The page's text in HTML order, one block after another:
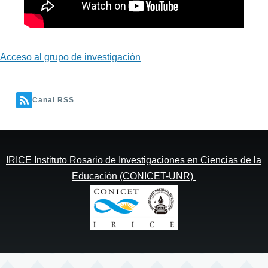
Acceso al grupo de investigación
Canal RSS
IRICE Instituto Rosario de Investigaciones en Ciencias de la
Educación (CONICET-UNR)